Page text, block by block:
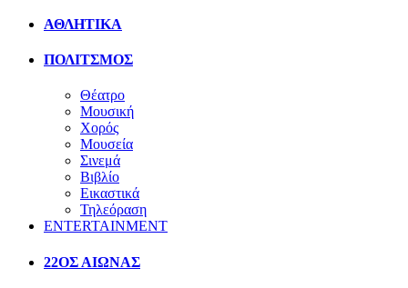
ΑΘΛΗΤΙΚΑ
ΠΟΛΙΤΣΜΟΣ
Θέατρο
Μουσική
Χορός
Μουσεία
Σινεμά
Βιβλίο
Εικαστικά
Τηλεόραση
ENTERTAINMENT
22ΟΣ ΑΙΩΝΑΣ